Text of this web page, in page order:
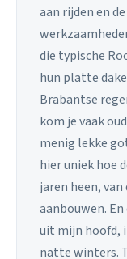
aan rijden en
die typische
hun platte
Brabantse
kom je vaak
menig lekke
hier uniek hoe
jaren heen,
aanbouwen.
uit mijn hoofd,
natte winters.